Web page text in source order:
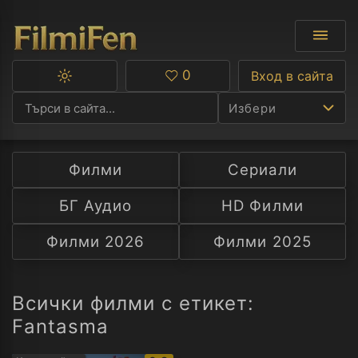
Избери
Ф
С
А
Превключване
тъмна
тема
Любими
0 Вход в сайта
Филми
Сериали
БГ Аудио
HD Филми
Филми 2026
Филми 2025
Всички филми с етикет:
Fantasma